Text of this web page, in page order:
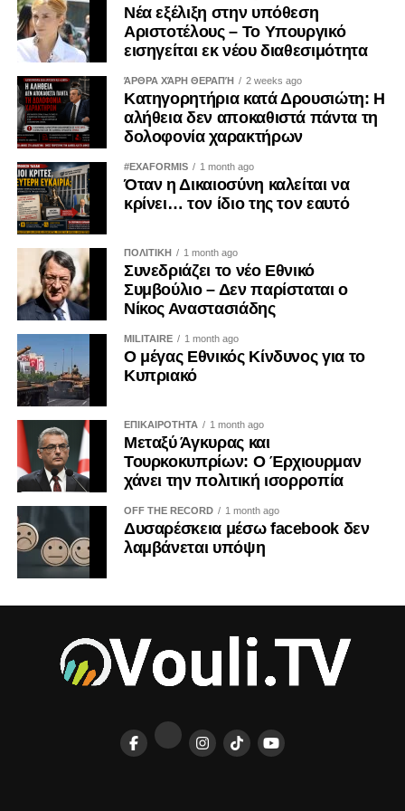
στη διαμόρφωση του επικοινωνιακού μηνύματος.
Οι συγκρούσεις συμφερόντων δεν ισοδυναμούν κατ’
ανάγκην με διαφθορά. Όταν, όμως, παραμένουν
αδήλωτες, μπορούν να επηρεάσουν τις οργανωτικές
αποφάσεις και να οδηγήσουν σε μορφές «κατάληψης» της
διαδικασίας λήψης αποφάσεων από επιμέρους
συμφέροντα. Ο ΟΟΣΑ έχει επισημάνει ότι η αδιαφανής
άσκηση επιρροής περιορίζει την ακεραιότητα των θεσμών
και υπονομεύει την εμπιστοσύνη των πολιτών.
Η ψηφιακή επικοινωνία διευρύνει περαιτέρω το πεδίο της
εργαλειοποίησης. Φωτογραφίες, βίντεο, επιλεκτικά
αποσπάσματα και χορηγούμενες αναρτήσεις μπορούν να
αναπαράγουν για μεγάλο χρονικό διάστημα μια
περιορισμένη δράση, δημιουργώντας την εντύπωση
προσωπικής πρωτοβουλίας ή ευρείας κοινωνικής
αποδοχής. Ο Κανονισμός (ΕΕ) 2024/900 για τη διαφάνεια
και τη στόχευση της πολιτικής διαφήμισης, ο οποίος
εφαρμόζεται κατά το μεγαλύτερο μέρος του από τις 10
Οκτωβρίου 2025, ενισχύει τις υποχρεώσεις αναγνώρισης
του πολιτικού διαφημιστικού περιεχομένου και
γνωστοποίησης του χρηματοδότη. Μολονότι κάθε
ανάρτηση κοινωνικού φορέα δεν συνιστά πολιτική
διαφήμιση, η διαφάνεια καθίσταται επιβεβλημένη όταν
κοινωνικό περιεχόμενο χρηματοδοτείται ή
επαναχρησιμοποιείται με σκοπό την εκλογική ή πολιτική
θεσμικές εγγυήσεις
κοινωνική εμπιστοσύνη. Όταν οι πολίτες θεωρούν ότι
πίσω από κάθε δημόσια πρωτοβουλία υποκρύπτεται
κομματική στρατηγική, η δυσπιστία επεκτείνεται και σε
ανοιχτή.
Νέα εξέλιξη στην υπόθεση
Αριστοτέλους – Το Υπουργικό
εισηγείται εκ νέου διαθεσιμότητα
ΆΡΘΡΑ ΧΆΡΗ ΘΕΡΑΠΉ 2 weeks ago
Κατηγορητήρια κατά Δρουσιώτη: Η
αλήθεια δεν αποκαθιστά πάντα τη
δολοφονία χαρακτήρων
#EXAFORMIS 1 month ago
Όταν η Δικαιοσύνη καλείται να
κρίνει… τον ίδιο της τον εαυτό
ΠΟΛΙΤΙΚΗ 1 month ago
Συνεδριάζει το νέο Εθνικό
Συμβούλιο – Δεν παρίσταται ο
Νίκος Αναστασιάδης
MILITAIRE 1 month ago
Ο μέγας Εθνικός Κίνδυνος για το
Κυπριακό
ΕΠΙΚΑΙΡΟΤΗΤΑ 1 month ago
Μεταξύ Άγκυρας και
Τουρκοκυπρίων: Ο Έρχιουρμαν
χάνει την πολιτική ισορροπία
OFF THE RECORD 1 month ago
Δυσαρέσκεια μέσω facebook δεν
λαμβάνεται υπόψη